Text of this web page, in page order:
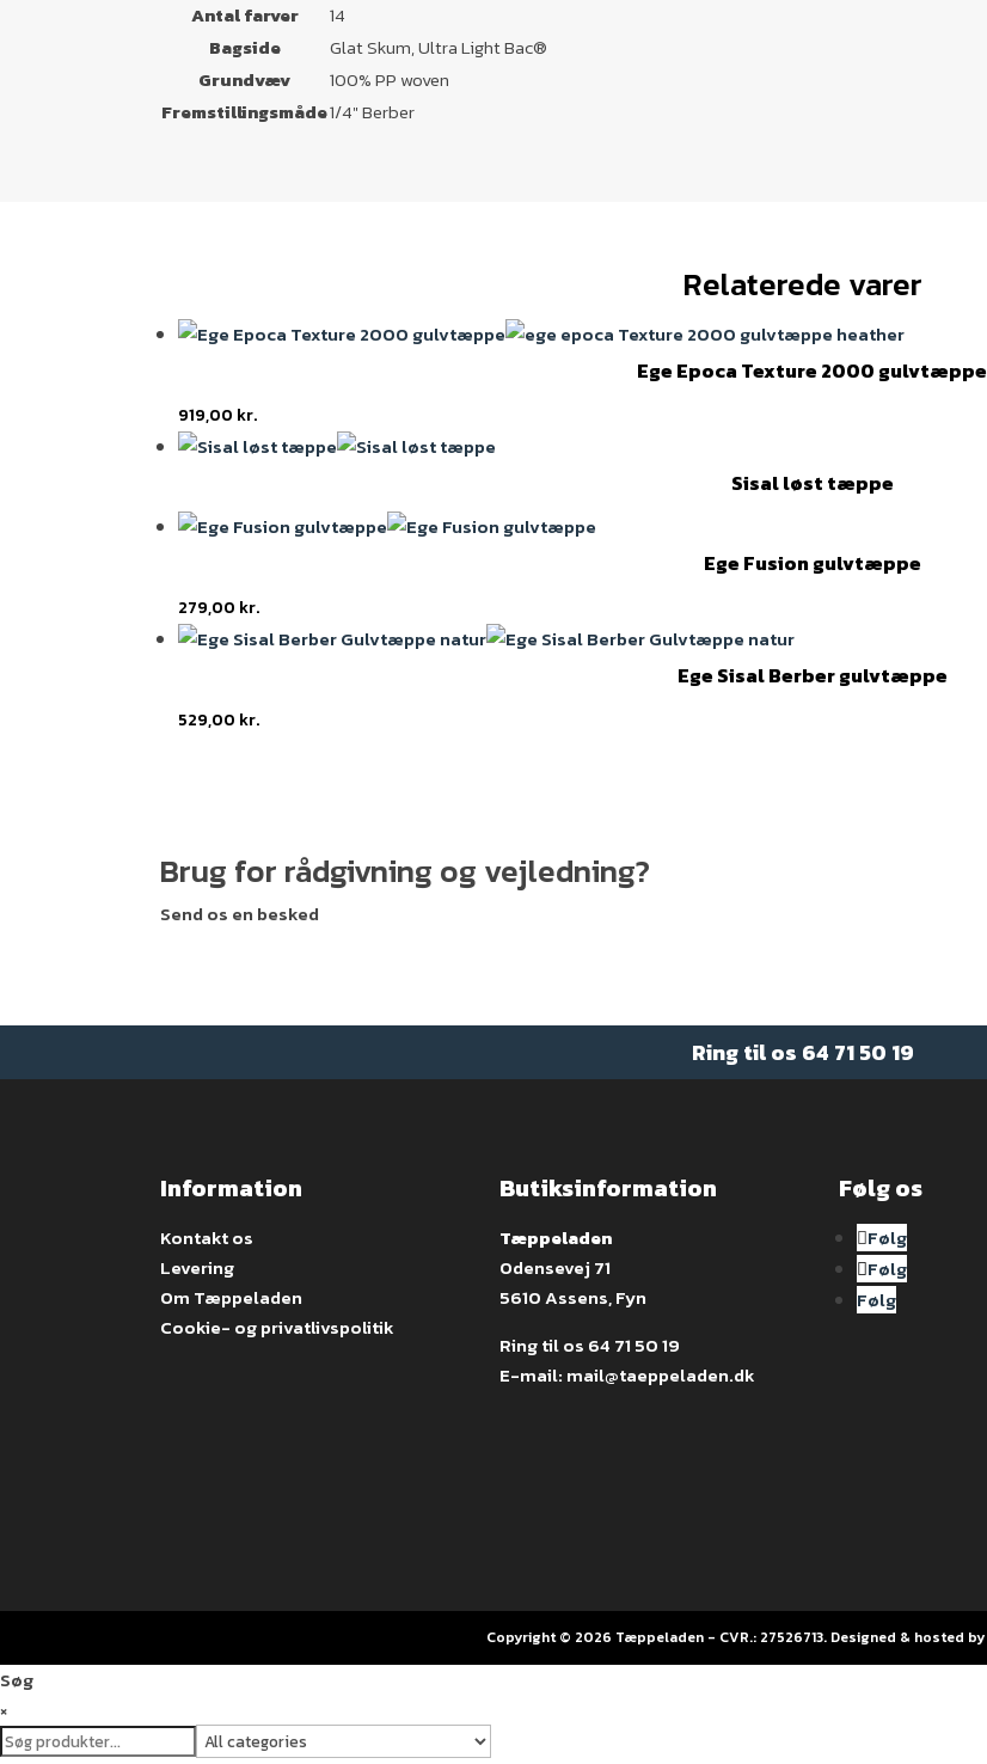
Antal farver
14
Bagside
Glat Skum, Ultra Light Bac®
Grundvæv
100% PP woven
Fremstillingsmåde1/4" Berber
Relaterede varer
Ege Epoca Texture 2000 gulvtæppe
919,00 kr.
Sisal løst tæppe
Ege Fusion gulvtæppe
279,00 kr.
Ege Sisal Berber gulvtæppe
529,00 kr.
Brug for rådgivning og vejledning?
Send os en besked
Ring til os 64 71 50 19
Information
Kontakt os
Levering
Om Tæppeladen
Cookie- og privatlivspolitik
Butiksinformation
Tæppeladen
Odensevej 71
5610 Assens, Fyn
Ring til os 64 71 50 19
E-mail: mail@taeppeladen.dk
Følg os
Følg
Følg
Følg
Copyright © 2026 Tæppeladen - CVR.: 27526713. Designed & hosted by
Søg
×